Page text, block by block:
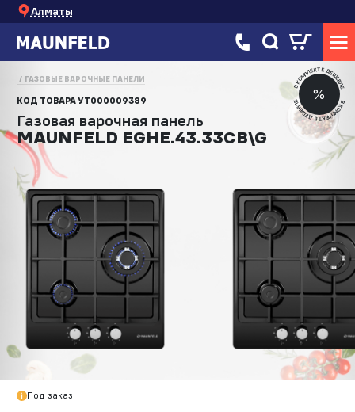
Алматы
%
В КОМПЛЕКТЕ ДЕШЕВЛЕ
В КОМПЛЕКТЕ ДЕШЕВЛЕ
ГАЗОВЫЕ ВАРОЧНЫЕ ПАНЕЛИ
КОД ТОВАРАУТ000009389
Газовая варочная панель
MAUNFELD EGHE.43.33CB\G
Под заказ